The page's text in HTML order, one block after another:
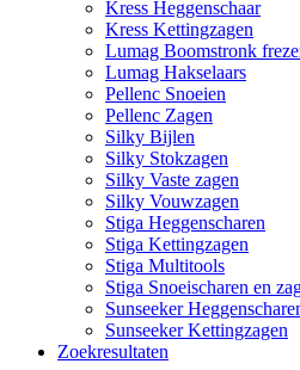
Kress Heggenschaar
Kress Kettingzagen
Lumag Boomstronk
Lumag Hakselaars
Pellenc Snoeien
Pellenc Zagen
Silky Bijlen
Silky Stokzagen
Silky Vaste zagen
Silky Vouwzagen
Stiga Heggenscharen
Stiga Kettingzagen
Stiga Multitools
Stiga Snoeischaren en
Sunseeker
Sunseeker Kettingzagen
Zoekresultaten